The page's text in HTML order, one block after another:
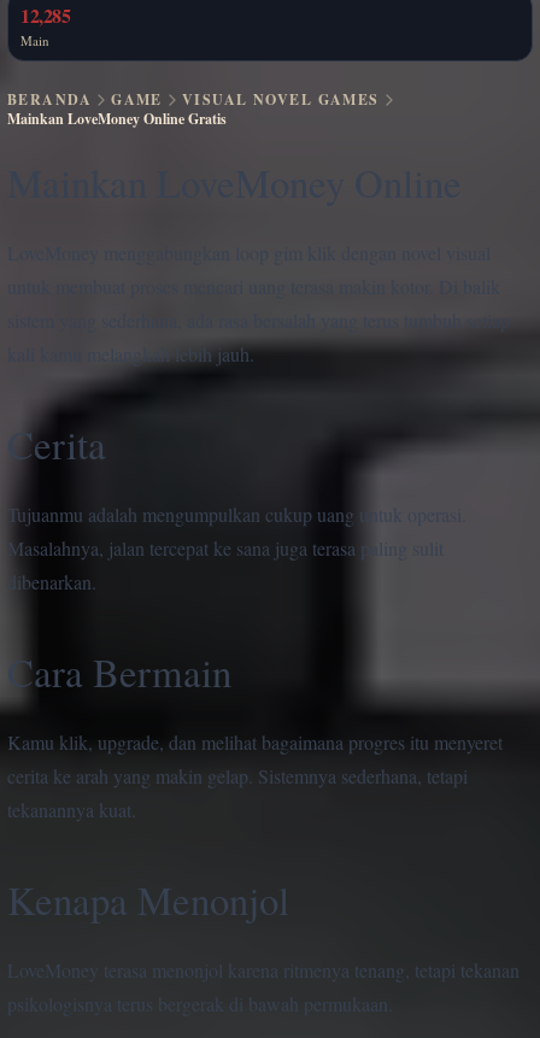
12,285
Main
BERANDA GAME
VISUAL NOVEL GAMES
Mainkan LoveMoney Online Gratis
kali kamu melangkah lebih jauh.
Cerita
Tujuanmu adalah mengumpulkan cukup uang untuk operasi.
Masalahnya, jalan tercepat ke sana juga terasa paling sulit
dibenarkan.
Cara Bermain
Kamu klik, upgrade, dan melihat bagaimana progres itu menyeret
cerita ke arah yang makin gelap. Sistemnya sederhana, tetapi
tekanannya kuat.
Kenapa Menonjol
LoveMoney terasa menonjol karena ritmenya tenang, tetapi tekanan
psikologisnya terus bergerak di bawah permukaan.